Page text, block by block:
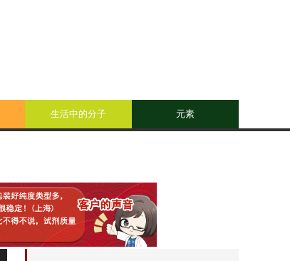
生活中的分子 元素